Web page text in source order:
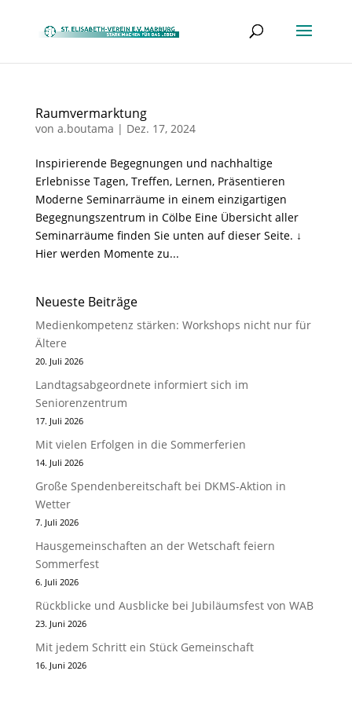
Raumvermarktung
von a.boutama | Dez. 17, 2024
Inspirierende Begegnungen und nachhaltige
Erlebnisse Tagen, Treffen, Lernen, Präsentieren
Moderne Seminarräume in einem einzigartigen
Begegnungszentrum in Cölbe Eine Übersicht aller
Seminarräume finden Sie unten auf dieser Seite. ↓
Hier werden Momente zu...
Neueste Beiträge
Medienkompetenz stärken: Workshops nicht nur für
Ältere
20. Juli 2026
Landtagsabgeordnete informiert sich im
Seniorenzentrum
17. Juli 2026
Mit vielen Erfolgen in die Sommerferien
14. Juli 2026
Große Spendenbereitschaft bei DKMS-Aktion in
Wetter
7. Juli 2026
Hausgemeinschaften an der Wetschaft feiern
Sommerfest
6. Juli 2026
Rückblicke und Ausblicke bei Jubiläumsfest von WAB
23. Juni 2026
Mit jedem Schritt ein Stück Gemeinschaft
16. Juni 2026